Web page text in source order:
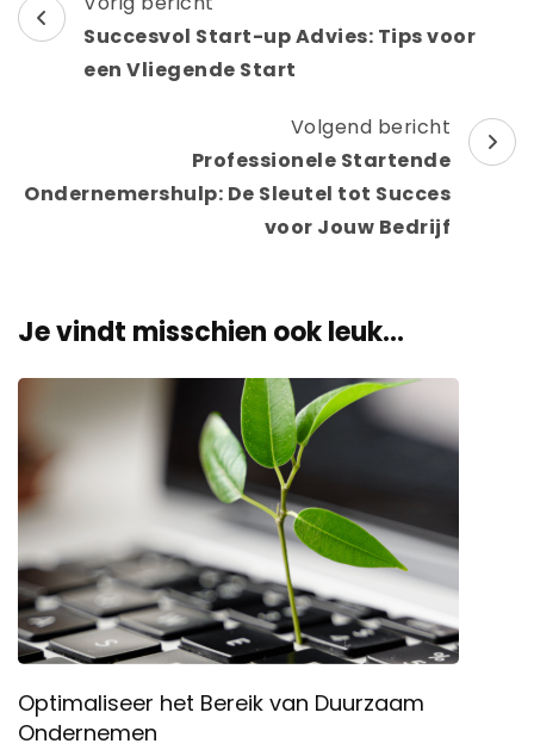
Succesvol Start-up Advies: Tips voor
een Vliegende Start
Volgend bericht
Professionele Startende
Ondernemershulp: De Sleutel tot Succes
voor Jouw Bedrijf
Je vindt misschien ook leuk...
Optimaliseer het Bereik van Duurzaam
Ondernemen